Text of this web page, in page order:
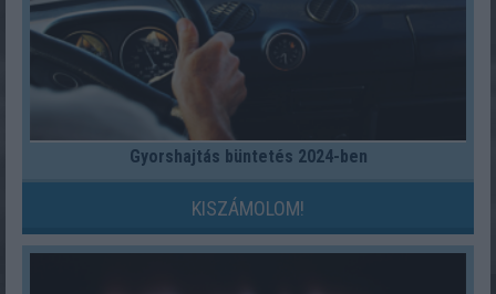
Gyorshajtás büntetés 2024-ben
KISZÁMOLOM!